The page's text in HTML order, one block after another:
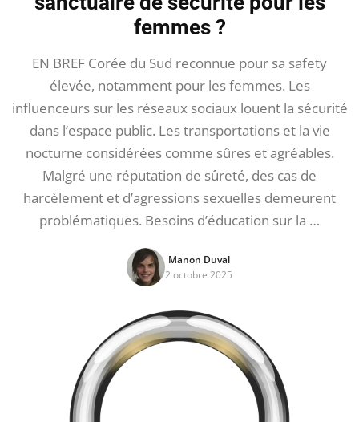
femmes ?
EN BREF Corée du Sud reconnue pour sa safety
élevée, notamment pour les femmes. Les
influenceurs sur les réseaux sociaux louent la sécurité
dans l’espace public. Les transportations et la vie
nocturne considérées comme sûres et agréables.
Malgré une réputation de sûreté, des cas de
harcèlement et d’agressions sexuelles demeurent
problématiques. Besoins d’éducation sur la …
Manon Duval
2 octobre 2025